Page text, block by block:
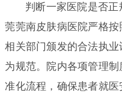
判断一家医院是否
莞莞南皮肤病医院严格
相关部门颁发的合法执
为规范。院内各项管理
准化流程，确保患者就